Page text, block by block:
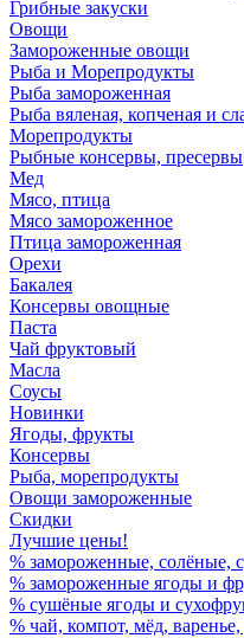
Грибные закуски
Овощи
Замороженные овощи
Рыба и Морепродукты
Рыба замороженная
Рыба вяленая, копченая и
Морепродукты
Рыбные консервы, пресервы
Мед
Мясо, птица
Мясо замороженное
Птица замороженная
Орехи
Бакалея
Консервы овощные
Паста
Чай фруктовый
Масла
Соусы
Новинки
Ягоды, фрукты
Консервы
Рыба, морепродукты
Овощи замороженные
Скидки
Лучшие цены!
% замороженные, солёные,
% замороженные ягоды и
% сушёные ягоды и
% чай, компот, мёд,